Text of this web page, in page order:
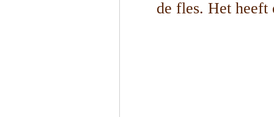
de fles. Het heeft